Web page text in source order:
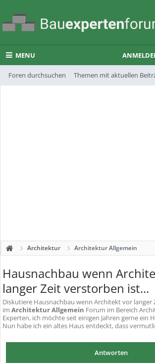
MENU
Foren durchsuchen Themen mit aktuellen
Architektur Architektur Allgemein
Hausnachbau wenn
langer Zeit verstorben ist...
Diskutiere Hausnachbau wenn Architekt vor langer
im Architektur Allgemein Forum im Bereich
Experten, ich möchte seit einigen Jahren gerne ein
Nun habe ich ein altes Haus entdeckt, dass
Antworten